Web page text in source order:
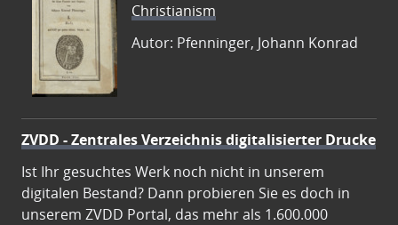
Christianism
Autor: Pfenninger, Johann Konrad
ZVDD - Zentrales Verzeichnis digitalisierter Drucke
Ist Ihr gesuchtes Werk noch nicht in unserem
digitalen Bestand? Dann probieren Sie es doch in
unserem ZVDD Portal, das mehr als 1.600.000